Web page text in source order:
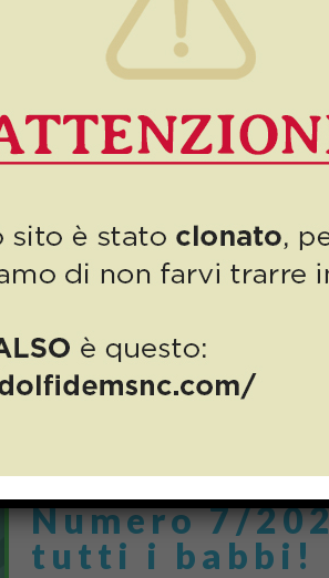
Numero 9/
Dolfi in
Una giornata meravigliosa, che resterà
potremmo definire la presentazione del
Numero 7/
tutti i babbi!